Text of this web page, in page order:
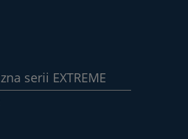
serii EXTREME